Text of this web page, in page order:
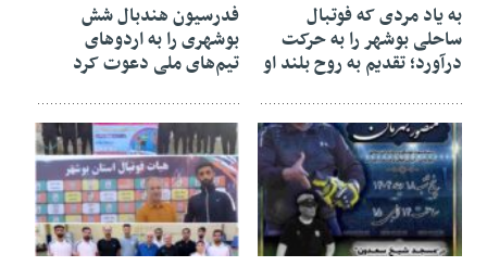
به یاد مردی که فوتبال
ساحلی بوشهر را به حرکت
درآورد؛ تقدیم به روح بلند او
فدرسیون هندبال شش
بوشهری را به اردوهای
تیم‌های ملی دعوت کرد
۱۷ دی ۱۴۰۴ ۱۷ آذر ۱۴۰۴